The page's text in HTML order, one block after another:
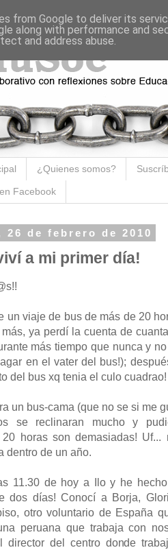
¿Quienes somos?
Facebook
26 de febrero de 2010
a mi primer día!
s!!
un viaje de bus de más de 20
ya perdí la cuenta de
más tiempo que nunca y
en el vater del bus!);
del bus xq tenia el culo
un bus-cama (que no se si me
se reclinaran mucho y
20 horas son demasiadas!
dentro de un año.
11.30 de hoy a Ilo y he
dos días! Conocí a Borja,
otro voluntario de España
peruana que trabaja con
director del centro donde
from Google to deliver its
along with performance and
and address abuse.